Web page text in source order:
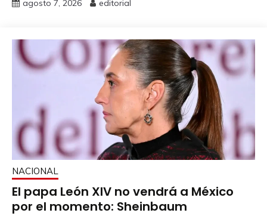
agosto 7, 2026 editorial
NACIONAL
El papa León XIV no vendrá a México
por el momento: Sheinbaum